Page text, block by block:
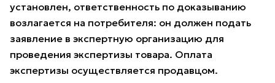
установлен, ответственность по доказыванию
возлагается на потребителя: он должен подать
заявление в экспертную организацию для
проведения экспертизы товара. Оплата
экспертизы осуществляется продавцом.